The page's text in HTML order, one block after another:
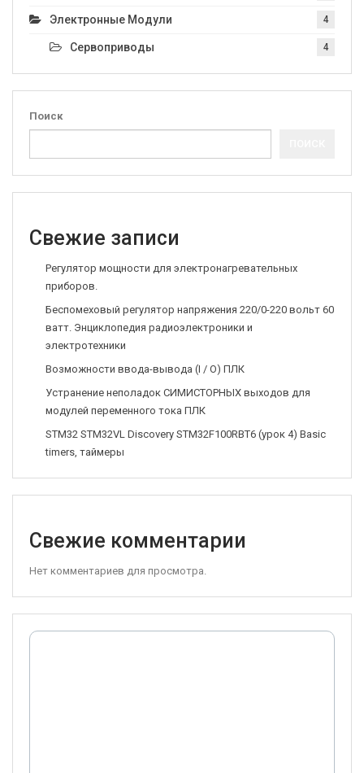
Электронные Модули 4
Сервоприводы 4
Поиск
Свежие записи
Регулятор мощности для электронагревательных
приборов.
Беспомеховый регулятор напряжения 220/0-220 вольт 60
ватт. Энциклопедия радиоэлектроники и
электротехники
Возможности ввода-вывода (I / O) ПЛК
Устранение неполадок СИМИСТОРНЫХ выходов для
модулей переменного тока ПЛК
STM32 STM32VL Discovery STM32F100RBT6 (урок 4) Basic
timers, таймеры
Свежие комментарии
Нет комментариев для просмотра.